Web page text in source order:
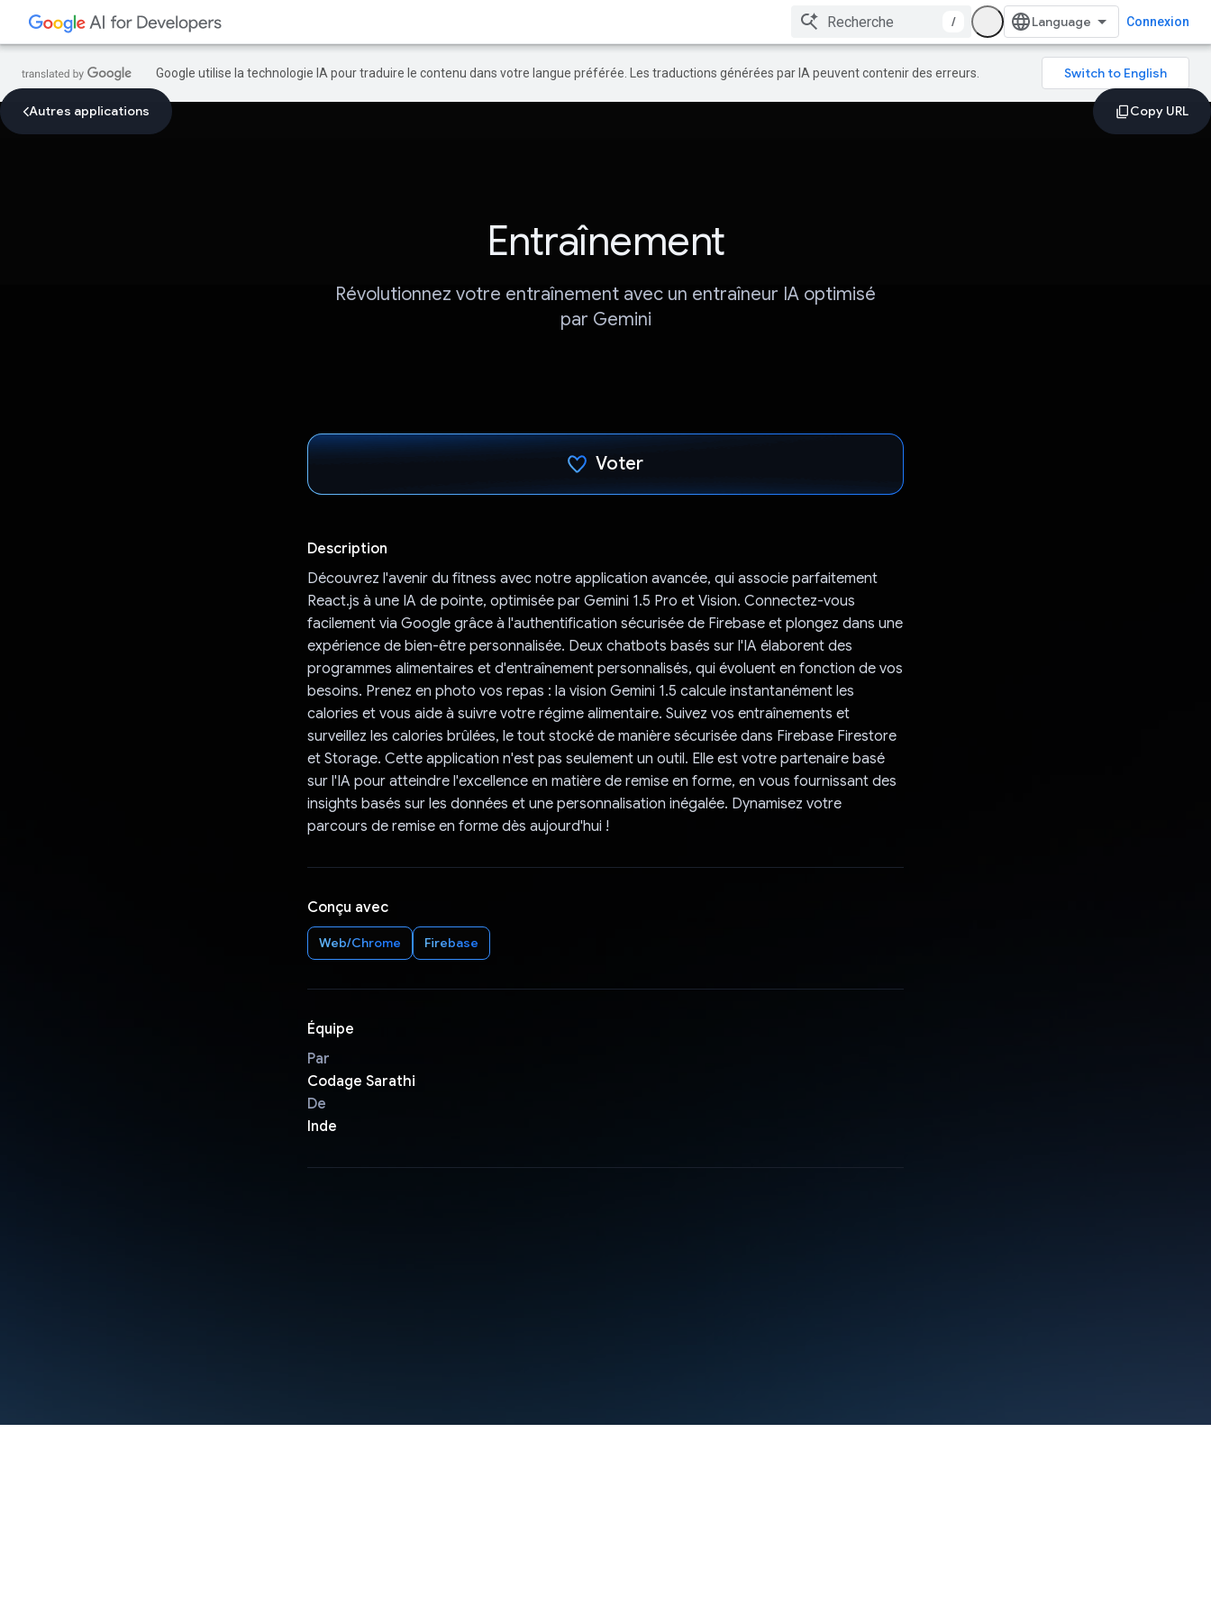
/ Connexion
Google utilise la technologie IA pour traduire le contenu dans votre langue préférée. Les traductions générées par IA peuvent contenir des erreurs.
Autres applications
Entraînement
Révolutionnez votre entraînement avec un entraîneur IA optimisé
par Gemini
Voter
Description
Découvrez l'avenir du fitness avec notre application avancée, qui associe parfaitement
React.js à une IA de pointe, optimisée par Gemini 1.5 Pro et Vision. Connectez-vous
facilement via Google grâce à l'authentification sécurisée de Firebase et plongez dans une
expérience de bien-être personnalisée. Deux chatbots basés sur l'IA élaborent des
programmes alimentaires et d'entraînement personnalisés, qui évoluent en fonction de vos
besoins. Prenez en photo vos repas : la vision Gemini 1.5 calcule instantanément les
calories et vous aide à suivre votre régime alimentaire. Suivez vos entraînements et
surveillez les calories brûlées, le tout stocké de manière sécurisée dans Firebase Firestore
et Storage. Cette application n'est pas seulement un outil. Elle est votre partenaire basé
sur l'IA pour atteindre l'excellence en matière de remise en forme, en vous fournissant des
insights basés sur les données et une personnalisation inégalée. Dynamisez votre
parcours de remise en forme dès aujourd'hui !
Conçu avec
Web/Chrome Firebase
Équipe
Par
Codage Sarathi
De
Inde